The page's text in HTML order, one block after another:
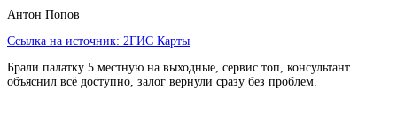
Антон Попов
Ссылка на источник: 2ГИС Карты
Брали палатку 5 местную на выходные, сервис топ, консультант
объяснил всё доступно, залог вернули сразу без проблем.